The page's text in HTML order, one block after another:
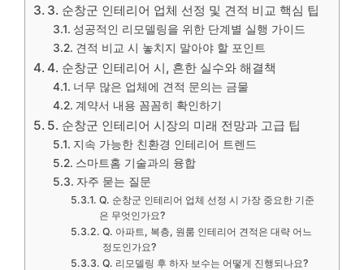
3. 순창군 인테리어 업체 선정 및 견적 비교 핵심 팁
성공적인 리모델링을 위한 단계별 실행 가이드
견적 비교 시 놓치지 말아야 할 포인트
4. 순창군 인테리어 시, 흔한 실수와 해결책
너무 많은 업체에 견적 문의는 금물
계약서 내용 꼼꼼히 확인하기
5. 순창군 인테리어 시장의 미래 전망과 고급 팁
지속 가능한 친환경 인테리어 트렌드
스마트홈 기술과의 융합
자주 묻는 질문
Q. 순창군 인테리어 업체 선정 시 가장 중요한 기준
은 무엇인가요?
Q. 아파트, 복층, 원룸 인테리어 견적은 대략 어느
정도인가요?
Q. 리모델링 후 하자 보수는 어떻게 진행되나요?